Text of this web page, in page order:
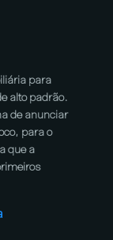
para
alto padrão.
de anunciar
para o
que a